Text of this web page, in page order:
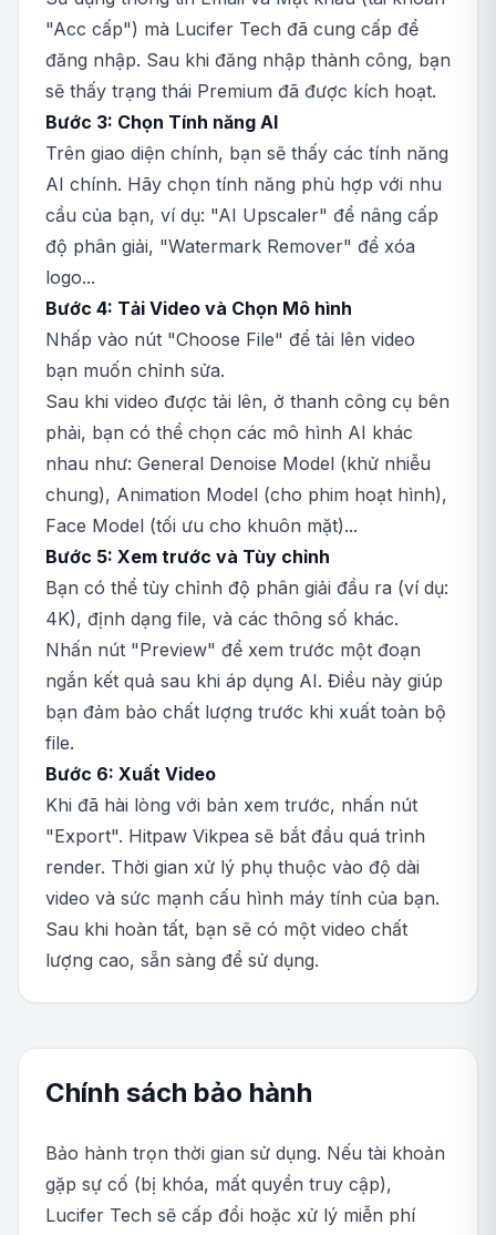
"Acc cấp") mà Lucifer Tech đã cung cấp để
đăng nhập. Sau khi đăng nhập thành công, bạn
sẽ thấy trạng thái Premium đã được kích hoạt.
Bước 3: Chọn Tính năng AI
Trên giao diện chính, bạn sẽ thấy các tính năng
AI chính. Hãy chọn tính năng phù hợp với nhu
cầu của bạn, ví dụ: "AI Upscaler" để nâng cấp
độ phân giải, "Watermark Remover" để xóa
logo...
Bước 4: Tải Video và Chọn Mô hình
Nhấp vào nút "Choose File" để tải lên video
bạn muốn chỉnh sửa.
Sau khi video được tải lên, ở thanh công cụ bên
phải, bạn có thể chọn các mô hình AI khác
nhau như: General Denoise Model (khử nhiễu
chung), Animation Model (cho phim hoạt hình),
Face Model (tối ưu cho khuôn mặt)...
Bước 5: Xem trước và Tùy chỉnh
Bạn có thể tùy chỉnh độ phân giải đầu ra (ví dụ:
4K), định dạng file, và các thông số khác.
Nhấn nút "Preview" để xem trước một đoạn
ngắn kết quả sau khi áp dụng AI. Điều này giúp
bạn đảm bảo chất lượng trước khi xuất toàn bộ
file.
Bước 6: Xuất Video
Khi đã hài lòng với bản xem trước, nhấn nút
"Export". Hitpaw Vikpea sẽ bắt đầu quá trình
render. Thời gian xử lý phụ thuộc vào độ dài
video và sức mạnh cấu hình máy tính của bạn.
Sau khi hoàn tất, bạn sẽ có một video chất
lượng cao, sẵn sàng để sử dụng.
Chính sách bảo hành
Bảo hành trọn thời gian sử dụng. Nếu tài khoản
gặp sự cố (bị khóa, mất quyền truy cập),
Lucifer Tech sẽ cấp đổi hoặc xử lý miễn phí